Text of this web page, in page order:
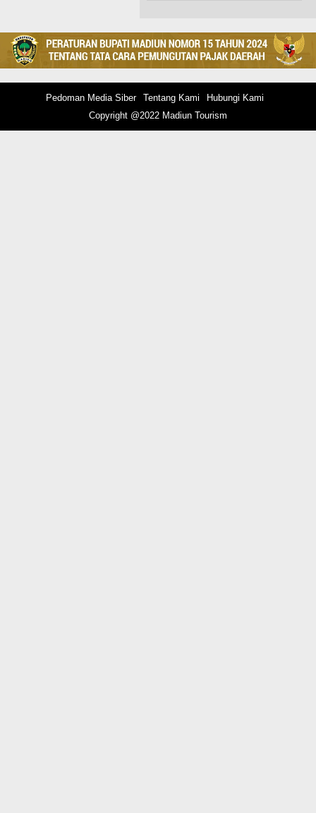
Pedoman Media Siber Tentang Kami
Hubungi Kami
Copyright @2022 Madiun Tourism